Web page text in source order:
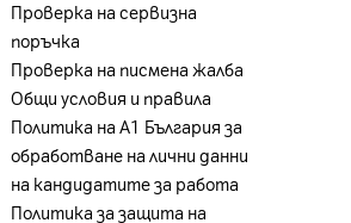
Проверка на сервизна
поръчка
Проверка на писмена жалба
Общи условия и правила
Политика на A1 България за
обработване на лични данни
на кандидатите за работа
Политика за защита на